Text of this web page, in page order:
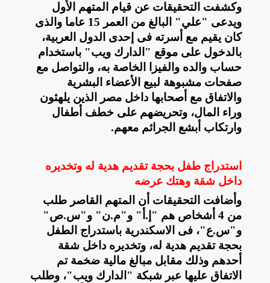
وكشفت التحقيقات عن قيام المتهم الأول
ويدعى "علي" البالغ من العمر 15 عاما والذى
كان يقيم مع أسرته فى إحدى الدول العربية،
بالدخول على موقع "الدارك ويب" باستخدام
حساب والده والفيزا الخاصة به، والتواصل مع
صفحات مشبوهة لبيع الأعضاء البشرية
والاتفاق مع أصحابها داخل مصر الذين يلهثون
وراء المال، وتحريضهم على خطف أطفال
وارتكاب أبشع الجرائم معهم.
استدراج طفل بحجة تقديم هدية له وتخديره
داخل شقة وهتك عرضه
وأضافت التحقيقات أن المتهم القاصر طلب
من 4 أشخاص هم "إ.أ" و"م.ن" و"س.ص"
و"س.ع"، فى الاسكندرية باستدراج الطفل
بحجة تقديم هدية له، وتخديره داخل شقة
أحدهم وذلك مقابل مبالغ مالية ضخمة تم
الاتفاق عليها عبر شبكة "الدارك ويب"، وطلب